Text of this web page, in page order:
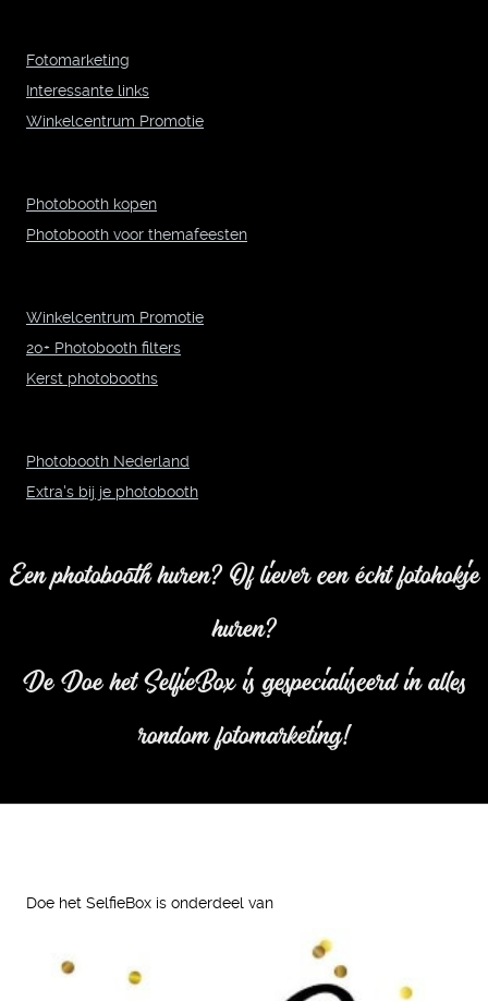
Fotomarketing
Interessante links
Winkelcentrum Promotie
Photobooth kopen
Photobooth voor themafeesten
Winkelcentrum Promotie
20+ Photobooth filters
Kerst photobooths
Photobooth Nederland
Extra's bij je photobooth
Een photobooth huren? Of liever een écht fotohokje
huren?
De Doe het SelfieBox is gespecialiseerd in alles
rondom fotomarketing!
Doe het SelfieBox is onderdeel van